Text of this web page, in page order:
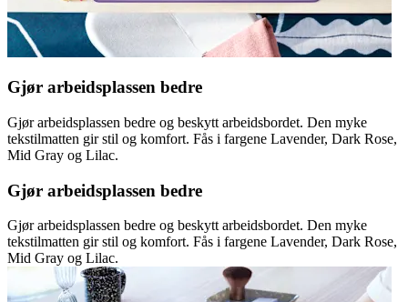
Gjør arbeidsplassen bedre
Gjør arbeidsplassen bedre og beskytt arbeidsbordet. Den myke
tekstilmatten gir stil og komfort. Fås i fargene Lavender, Dark Rose,
Mid Gray og Lilac.
Gjør arbeidsplassen bedre
Gjør arbeidsplassen bedre og beskytt arbeidsbordet. Den myke
tekstilmatten gir stil og komfort. Fås i fargene Lavender, Dark Rose,
Mid Gray og Lilac.